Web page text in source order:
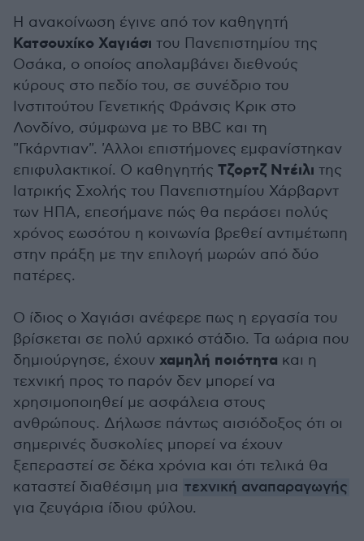
Η ανακοίνωση έγινε από τον καθηγητή
Κατσουχίκο Χαγιάσι του Πανεπιστημίου της
Οσάκα, ο οποίος απολαμβάνει διεθνούς
κύρους στο πεδίο του, σε συνέδριο του
Ινστιτούτου Γενετικής Φράνσις Κρικ στο
Λονδίνο, σύμφωνα με το BBC και τη
"Γκάρντιαν". 'Αλλοι επιστήμονες εμφανίστηκαν
επιφυλακτικοί. Ο καθηγητής Τζορτζ Ντέιλι της
Ιατρικής Σχολής του Πανεπιστημίου Χάρβαρντ
των ΗΠΑ, επεσήμανε πώς θα περάσει πολύς
χρόνος εωσότου η κοινωνία βρεθεί αντιμέτωπη
στην πράξη με την επιλογή μωρών από δύο
πατέρες.
Ο ίδιος ο Χαγιάσι ανέφερε πως η εργασία του
βρίσκεται σε πολύ αρχικό στάδιο. Τα ωάρια που
δημιούργησε, έχουν χαμηλή ποιότητα και η
τεχνική προς το παρόν δεν μπορεί να
χρησιμοποιηθεί με ασφάλεια στους
ανθρώπους. Δήλωσε πάντως αισιόδοξος ότι οι
σημερινές δυσκολίες μπορεί να έχουν
ξεπεραστεί σε δέκα χρόνια και ότι τελικά θα
καταστεί διαθέσιμη μια τεχνική αναπαραγωγής
για ζευγάρια ίδιου φύλου.